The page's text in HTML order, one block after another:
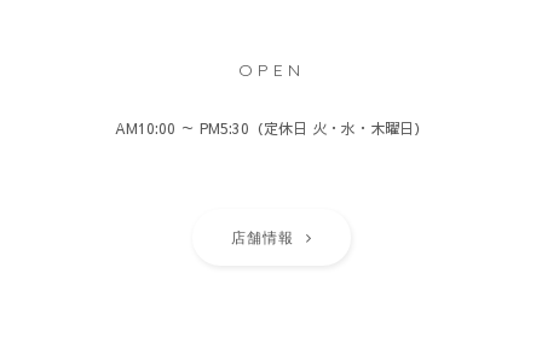
OPEN
AM10:00 ～ PM5:30（定休日 火・水・木曜日）
店舗情報